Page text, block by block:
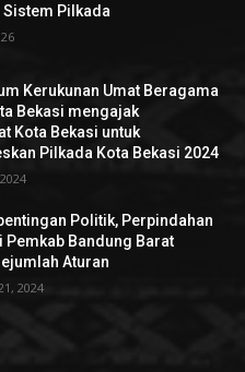
Sistem Pilkada
Kerukunan Umat Beragama
Bekasi mengajak
Kota Bekasi untuk
Pilkada Kota Bekasi 2024
Politik, Perpindahan
Pemkab Bandung Barat
Aturan
2024